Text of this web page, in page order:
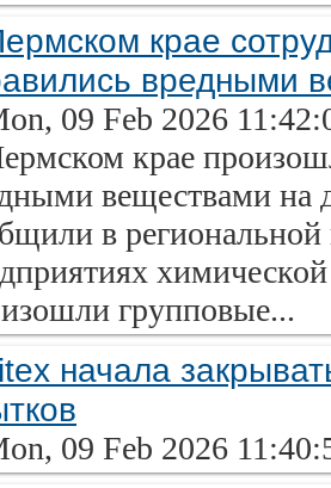
крае
вредными
09 Feb 2026
крае
веществами на
в
групповые...
начала
09 Feb 2026